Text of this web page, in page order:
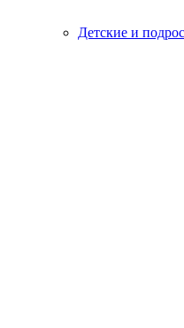
Детские и